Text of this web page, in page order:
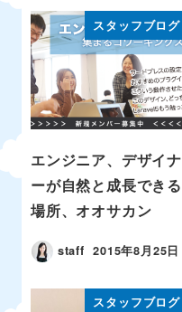
スタッフブログ
エンジニア、デザイナ
ーが自然と成長できる
場所、オオサカン
staff 2015年8月25日
スタッフブログ